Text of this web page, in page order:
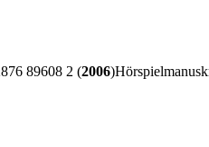
89608 2 (2006)